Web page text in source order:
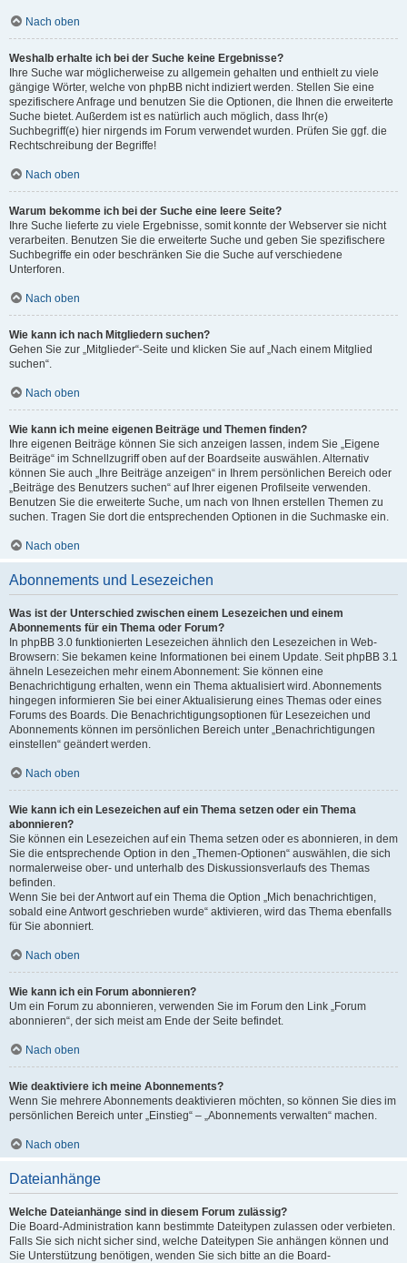
Nach oben
Weshalb erhalte ich bei der Suche keine Ergebnisse?
Ihre Suche war möglicherweise zu allgemein gehalten und enthielt zu viele
gängige Wörter, welche von phpBB nicht indiziert werden. Stellen Sie eine
spezifischere Anfrage und benutzen Sie die Optionen, die Ihnen die erweiterte
Suche bietet. Außerdem ist es natürlich auch möglich, dass Ihr(e)
Suchbegriff(e) hier nirgends im Forum verwendet wurden. Prüfen Sie ggf. die
Rechtschreibung der Begriffe!
Nach oben
Warum bekomme ich bei der Suche eine leere Seite?
Ihre Suche lieferte zu viele Ergebnisse, somit konnte der Webserver sie nicht
verarbeiten. Benutzen Sie die erweiterte Suche und geben Sie spezifischere
Suchbegriffe ein oder beschränken Sie die Suche auf verschiedene
Unterforen.
Nach oben
Wie kann ich nach Mitgliedern suchen?
Gehen Sie zur „Mitglieder“-Seite und klicken Sie auf „Nach einem Mitglied
suchen“.
Nach oben
Wie kann ich meine eigenen Beiträge und Themen finden?
Ihre eigenen Beiträge können Sie sich anzeigen lassen, indem Sie „Eigene
Beiträge“ im Schnellzugriff oben auf der Boardseite auswählen. Alternativ
können Sie auch „Ihre Beiträge anzeigen“ in Ihrem persönlichen Bereich oder
„Beiträge des Benutzers suchen“ auf Ihrer eigenen Profilseite verwenden.
Benutzen Sie die erweiterte Suche, um nach von Ihnen erstellen Themen zu
suchen. Tragen Sie dort die entsprechenden Optionen in die Suchmaske ein.
Nach oben
Abonnements und Lesezeichen
Was ist der Unterschied zwischen einem Lesezeichen und einem
Abonnements für ein Thema oder Forum?
In phpBB 3.0 funktionierten Lesezeichen ähnlich den Lesezeichen in Web-
Browsern: Sie bekamen keine Informationen bei einem Update. Seit phpBB 3.1
ähneln Lesezeichen mehr einem Abonnement: Sie können eine
Benachrichtigung erhalten, wenn ein Thema aktualisiert wird. Abonnements
hingegen informieren Sie bei einer Aktualisierung eines Themas oder eines
Forums des Boards. Die Benachrichtigungsoptionen für Lesezeichen und
Abonnements können im persönlichen Bereich unter „Benachrichtigungen
einstellen“ geändert werden.
Nach oben
Wie kann ich ein Lesezeichen auf ein Thema setzen oder ein Thema
abonnieren?
Sie können ein Lesezeichen auf ein Thema setzen oder es abonnieren, in dem
Sie die entsprechende Option in den „Themen-Optionen“ auswählen, die sich
normalerweise ober- und unterhalb des Diskussionsverlaufs des Themas
befinden.
Wenn Sie bei der Antwort auf ein Thema die Option „Mich benachrichtigen,
sobald eine Antwort geschrieben wurde“ aktivieren, wird das Thema ebenfalls
für Sie abonniert.
Nach oben
Wie kann ich ein Forum abonnieren?
Um ein Forum zu abonnieren, verwenden Sie im Forum den Link „Forum
abonnieren“, der sich meist am Ende der Seite befindet.
Nach oben
Wie deaktiviere ich meine Abonnements?
Wenn Sie mehrere Abonnements deaktivieren möchten, so können Sie dies im
persönlichen Bereich unter „Einstieg“ – „Abonnements verwalten“ machen.
Nach oben
Dateianhänge
Welche Dateianhänge sind in diesem Forum zulässig?
Die Board-Administration kann bestimmte Dateitypen zulassen oder verbieten.
Falls Sie sich nicht sicher sind, welche Dateitypen Sie anhängen können und
Sie Unterstützung benötigen, wenden Sie sich bitte an die Board-